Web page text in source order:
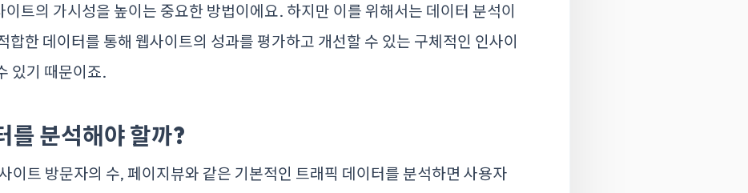
이트의 가시성을 높이는 중요한 방법이에요. 하지만 이를 위해서는 데이터 분석이
합한 데이터를 통해 웹사이트의 성과를 평가하고 개선할 수 있는 구체적인 인사이
있기 때문이죠.
를 분석해야 할까?
이트 방문자의 수, 페이지뷰와 같은 기본적인 트래픽 데이터를 분석하면 사용자